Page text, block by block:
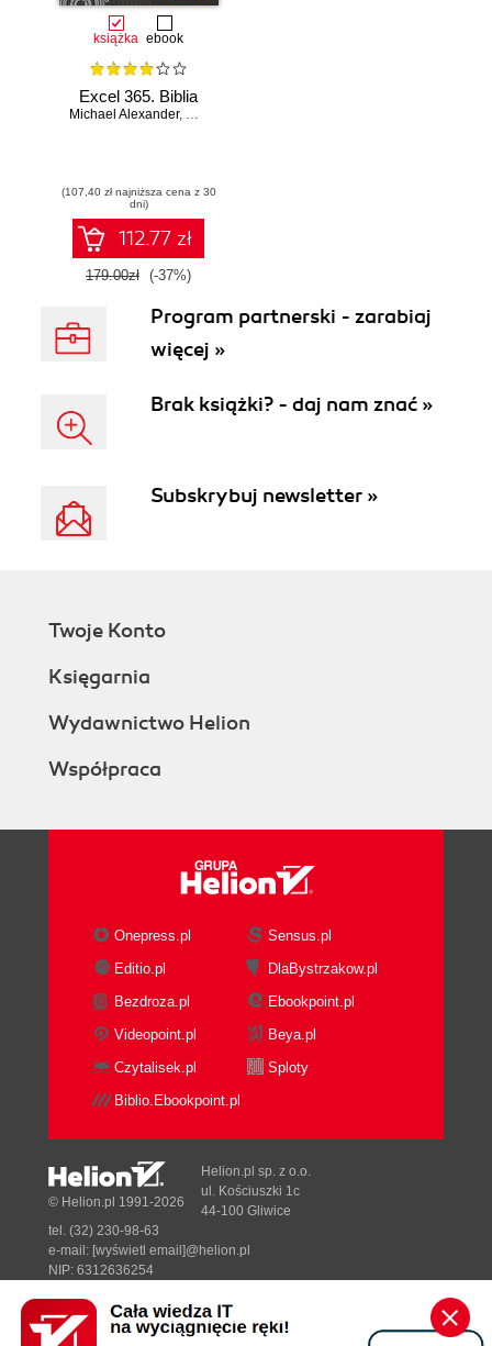
książka ebook
Excel 365. Biblia
Michael Alexander, Dick Kusleika
(107,40 zł najniższa cena z 30
dni)
112.77 zł
179.00zł (-37%)
Program partnerski - zarabiaj
więcej »
Brak książki? - daj nam znać »
Subskrybuj newsletter »
Twoje Konto
Księgarnia
Wydawnictwo Helion
Współpraca
Onepress.pl
Sensus.pl
Editio.pl
DlaBystrzakow.pl
Bezdroza.pl
Ebookpoint.pl
Videopoint.pl
Beya.pl
Czytalisek.pl
Sploty
Biblio.Ebookpoint.pl
Designed with ♥ byTonik.pl
© Helion.pl 1991-2026
Helion.pl sp. z o.o.
ul. Kościuszki 1c
44-100 Gliwice
tel. (32) 230-98-63
e-mail: [wyświetl email]@helion.pl
NIP: 6312636254